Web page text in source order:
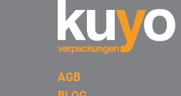
AGB